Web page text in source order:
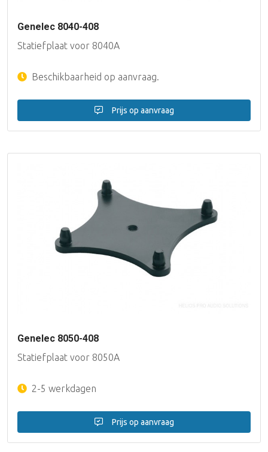
Genelec 8040-408
Statiefplaat voor 8040A
Beschikbaarheid op aanvraag.
Prijs op aanvraag
Genelec 8050-408
Statiefplaat voor 8050A
2-5 werkdagen
Prijs op aanvraag